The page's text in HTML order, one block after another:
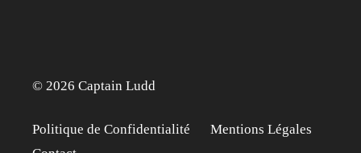
© 2026 Captain Ludd
Politique de Confidentialité
Mentions Légales